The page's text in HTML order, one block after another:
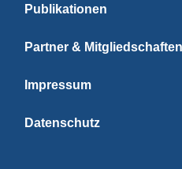
Publikationen
Partner & Mitgliedschaften
Impressum
Datenschutz